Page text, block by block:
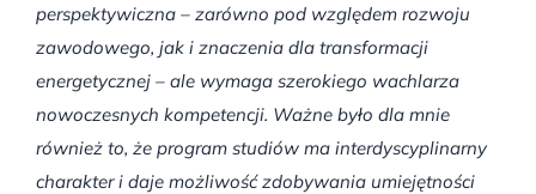
perspektywiczna – zarówno pod względem rozwoju
zawodowego, jak i znaczenia dla transformacji
energetycznej – ale wymaga szerokiego wachlarza
nowoczesnych kompetencji. Ważne było dla mnie
również to, że program studiów ma interdyscyplinarny
charakter i daje możliwość zdobywania umiejętności